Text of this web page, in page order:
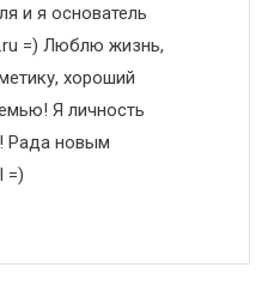
и я основатель
=) Люблю жизнь,
хороший
Я личность
Рада новым
=)